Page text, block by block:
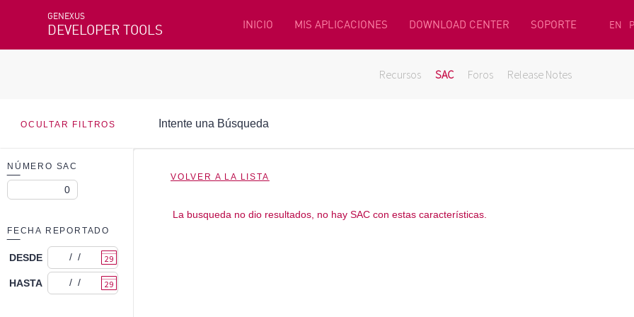
GENEXUS
DEVELOPER TOOLS INICIO MIS APLICACIONES DOWNLOAD CENTER SOPORTE EN
Recursos SAC Foros Release Notes